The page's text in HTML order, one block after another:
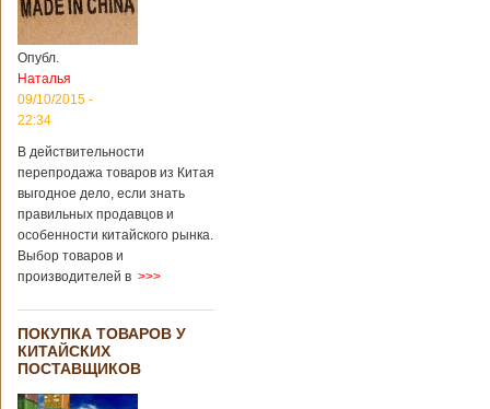
Опубл.
Наталья
09/10/2015 -
22:34
В действительности
перепродажа товаров из Китая
выгодное дело, если знать
правильных продавцов и
особенности китайского рынка.
Выбор товаров и
производителей в >>>
ПОКУПКА ТОВАРОВ У
КИТАЙСКИХ
ПОСТАВЩИКОВ